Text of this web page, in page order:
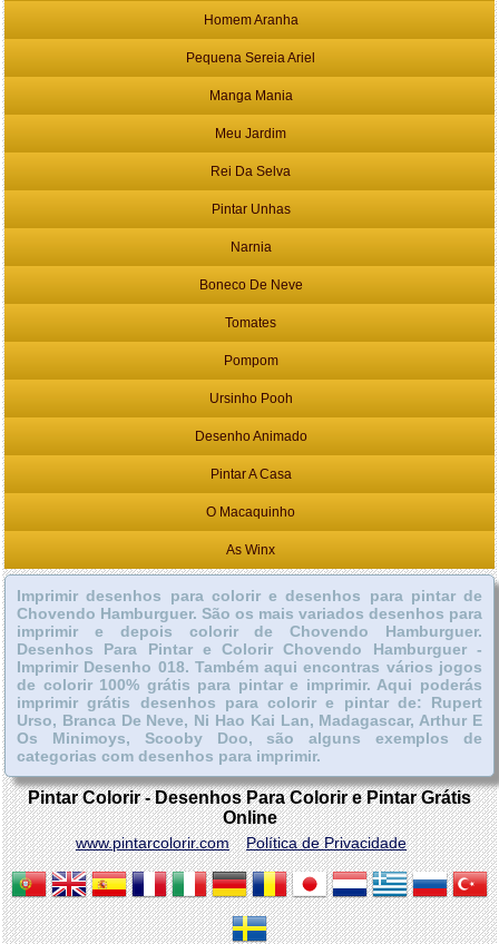
Homem Aranha
Pequena Sereia Ariel
Manga Mania
Meu Jardim
Rei Da Selva
Pintar Unhas
Narnia
Boneco De Neve
Tomates
Pompom
Ursinho Pooh
Desenho Animado
Pintar A Casa
O Macaquinho
As Winx
Imprimir desenhos para colorir e desenhos para pintar de
Chovendo Hamburguer. São os mais variados desenhos para
imprimir e depois colorir de Chovendo Hamburguer.
Desenhos Para Pintar e Colorir Chovendo Hamburguer -
Imprimir Desenho 018. Também aqui encontras vários jogos
de colorir 100% grátis para pintar e imprimir. Aqui poderás
imprimir grátis desenhos para colorir e pintar de: Rupert
Urso, Branca De Neve, Ni Hao Kai Lan, Madagascar, Arthur E
Os Minimoys, Scooby Doo, são alguns exemplos de
categorias com desenhos para imprimir.
Pintar Colorir - Desenhos Para Colorir e Pintar Grátis
Online
www.pintarcolorir.com Política de Privacidade